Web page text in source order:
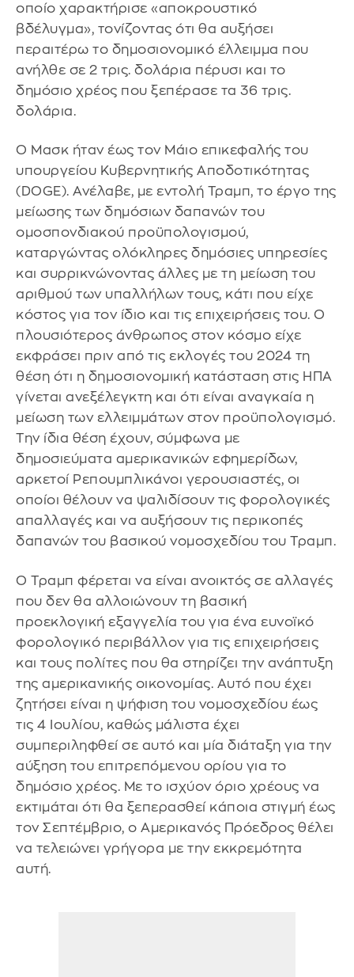
οποίο χαρακτήρισε «αποκρουστικό
βδέλυγμα», τονίζοντας ότι θα αυξήσει
περαιτέρω το δημοσιονομικό έλλειμμα που
ανήλθε σε 2 τρις. δολάρια πέρυσι και το
δημόσιο χρέος που ξεπέρασε τα 36 τρις.
δολάρια.
Ο Μασκ ήταν έως τον Μάιο επικεφαλής του
υπουργείου Κυβερνητικής Αποδοτικότητας
(DOGE). Ανέλαβε, με εντολή Τραμπ, το έργο της
μείωσης των δημόσιων δαπανών του
ομοσπονδιακού προϋπολογισμού,
καταργώντας ολόκληρες δημόσιες υπηρεσίες
και συρρικνώνοντας άλλες με τη μείωση του
αριθμού των υπαλλήλων τους, κάτι που είχε
κόστος για τον ίδιο και τις επιχειρήσεις του. Ο
πλουσιότερος άνθρωπος στον κόσμο είχε
εκφράσει πριν από τις εκλογές του 2024 τη
θέση ότι η δημοσιονομική κατάσταση στις ΗΠΑ
γίνεται ανεξέλεγκτη και ότι είναι αναγκαία η
μείωση των ελλειμμάτων στον προϋπολογισμό.
Την ίδια θέση έχουν, σύμφωνα με
δημοσιεύματα αμερικανικών εφημερίδων,
αρκετοί Ρεπουμπλικάνοι γερουσιαστές, οι
οποίοι θέλουν να ψαλιδίσουν τις φορολογικές
απαλλαγές και να αυξήσουν τις περικοπές
δαπανών του βασικού νομοσχεδίου του Τραμπ.
Ο Τραμπ φέρεται να είναι ανοικτός σε αλλαγές
που δεν θα αλλοιώνουν τη βασική
προεκλογική εξαγγελία του για ένα ευνοϊκό
φορολογικό περιβάλλον για τις επιχειρήσεις
και τους πολίτες που θα στηρίζει την ανάπτυξη
της αμερικανικής οικονομίας. Αυτό που έχει
ζητήσει είναι η ψήφιση του νομοσχεδίου έως
τις 4 Ιουλίου, καθώς μάλιστα έχει
συμπεριληφθεί σε αυτό και μία διάταξη για την
αύξηση του επιτρεπόμενου ορίου για το
δημόσιο χρέος. Με το ισχύον όριο χρέους να
εκτιμάται ότι θα ξεπερασθεί κάποια στιγμή έως
τον Σεπτέμβριο, ο Αμερικανός Πρόεδρος θέλει
να τελειώνει γρήγορα με την εκκρεμότητα
αυτή.